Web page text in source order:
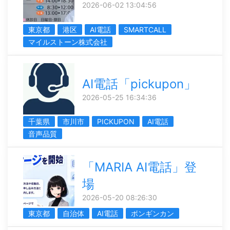
2026-06-02 13:04:56
東京都 港区 AI電話
SMARTCALL
マイルストーン株式会社
AI電話「pickupon」
2026-05-25 16:34:36
千葉県 市川市 PICKUPON
AI電話
音声品質
「MARIA AI電話」登
場
2026-05-20 08:26:30
東京都
自治体 AI電話 ボンギンカン